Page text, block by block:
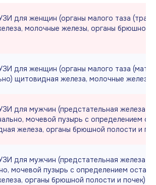
для женщин (органы малого таза
молочные железы, органы брюшной
для женщин (органы малого таза
щитовидная железа, молочные железы)
для мужчин (предстательная железа
мочевой пузырь с определением
железа, органы брюшной полости и
для мужчин (предстательная железа
мочевой пузырь с определением
органы брюшной полости и почек)